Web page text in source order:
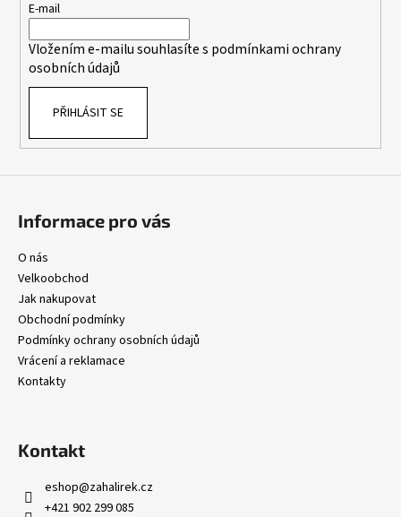
r
ý
p
E-mail
Vložením e-mailu souhlasíte s podmínkami ochrany
osobních údajů
PŘIHLÁSIT SE
Informace pro vás
O nás
Velkoobchod
Jak nakupovat
Obchodní podmínky
Podmínky ochrany osobních údajů
Vrácení a reklamace
Kontakty
Kontakt
eshop@zahalirek.cz
+421 902 299 085